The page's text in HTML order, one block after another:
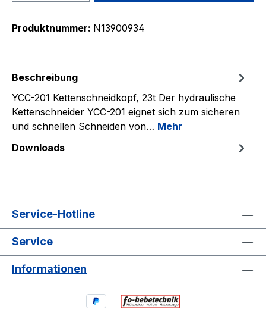
Produktnummer: N13900934
Beschreibung
YCC-201 Kettenschneidkopf, 23t Der hydraulische
Kettenschneider YCC-201 eignet sich zum sicheren
und schnellen Schneiden von… Mehr
Downloads
Service-Hotline
Service
Informationen